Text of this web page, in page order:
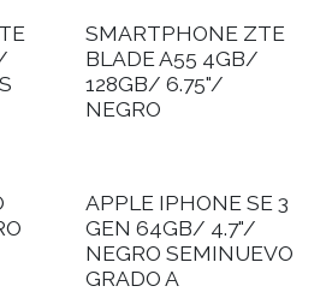
SMARTPHONE ZTE
BLADE A55 4GB/
128GB/ 6.75"/
NEGRO
APPLE IPHONE SE 3
GEN 64GB/ 4.7"/
NEGRO SEMINUEVO
GRADO A